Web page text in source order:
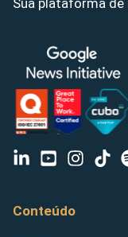
Sua plataforma
Conteúdo